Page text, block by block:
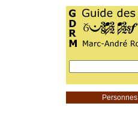
Personnes